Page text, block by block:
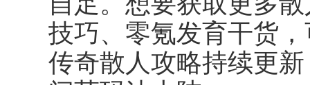
技巧、零氪发育干货
传奇散人攻略持续更